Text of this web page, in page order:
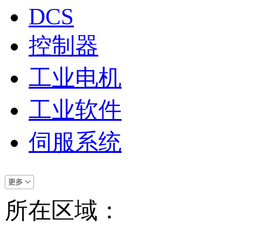
DCS
控制器
工业电机
工业软件
伺服系统
所在区域：